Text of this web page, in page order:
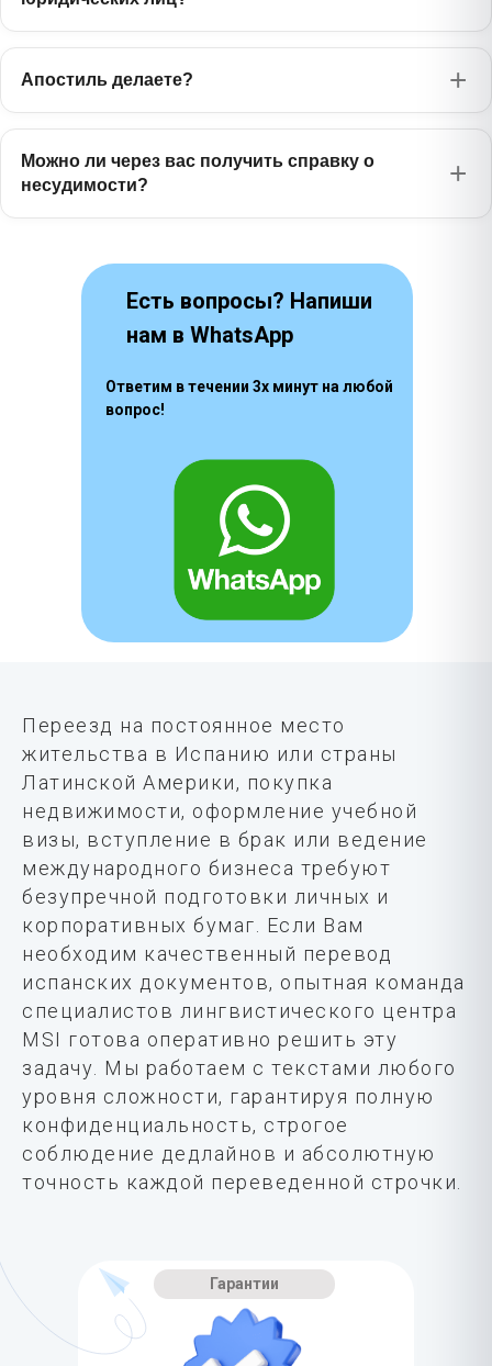
1630 ₽
Бенгальский
Фарси 1170 ₽
Апостиль делаете?
Можно ли через вас получить справку о
несудимости?
Есть вопросы? Напиши
нам в WhatsApp
Ответим в течении 3х минут на любой
вопрос!
Переезд на постоянное место
жительства в Испанию или страны
Латинской Америки, покупка
недвижимости, оформление учебной
визы, вступление в брак или ведение
международного бизнеса требуют
безупречной подготовки личных и
корпоративных бумаг. Если Вам
необходим качественный перевод
испанских документов, опытная команда
специалистов лингвистического центра
MSI готова оперативно решить эту
задачу. Мы работаем с текстами любого
уровня сложности, гарантируя полную
конфиденциальность, строгое
соблюдение дедлайнов и абсолютную
точность каждой переведенной строчки.
Гарантии